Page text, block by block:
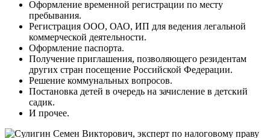
Оформление временной регистрации по месту
пребывания.
Регистрация ООО, ОАО, ИП для ведения легальной
коммерческой деятельности.
Оформление паспорта.
Получение приглашения, позволяющего резидентам
других стран посещение Российской Федерации.
Решение коммунальных вопросов.
Постановка детей в очередь на зачисление в детский
садик.
И прочее.